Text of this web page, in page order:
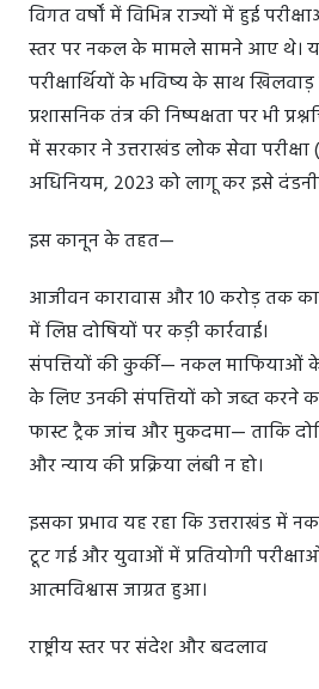
विगत वर्षों में विभिन्न राज्यों में हुई
स्तर पर नकल के मामले सामने आए थे।
परीक्षार्थियों के भविष्य के साथ
प्रशासनिक तंत्र की निष्पक्षता पर भी
में सरकार ने उत्तराखंड लोक सेवा
अधिनियम, 2023 को लागू कर इसे
इस कानून के तहत—
आजीवन कारावास और 10 करोड़ तक
में लिप्त दोषियों पर कड़ी कार्रवाई।
संपत्तियों की कुर्की— नकल माफियाओं
के लिए उनकी संपत्तियों को जब्त करने का
फास्ट ट्रैक जांच और मुकदमा— ताकि
और न्याय की प्रक्रिया लंबी न हो।
इसका प्रभाव यह रहा कि उत्तराखंड में
टूट गई और युवाओं में प्रतियोगी
आत्मविश्वास जाग्रत हुआ।
राष्ट्रीय स्तर पर संदेश और बदलाव